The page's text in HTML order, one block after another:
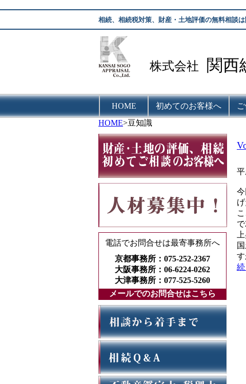
相続、相続税対策、財産・土地評価の無料相談
株式会社 関西
HOME 初めてのお客様へ
HOME>豆知識
電話でお問合せは最寄事務所へ
京都事務所：075-252-2367
大阪事務所：06-6224-0262
大津事務所：077-525-5260
メールでのお問合せはこちら
平